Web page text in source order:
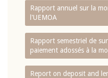
Rapport annuel sur la
l'UEMOA
Rapport semestriel de
paiement adossés à la
Report on deposit and